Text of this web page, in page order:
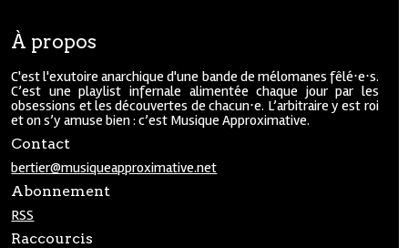
À propos
C'est l'exutoire anarchique d'une bande de mélomanes fêlé⋅e⋅s.
C’est une playlist infernale alimentée chaque jour par les
obsessions et les découvertes de chacun⋅e. L’arbitraire y est roi
et on s’y amuse bien : c’est Musique Approximative.
Contact
bertier@musiqueapproximative.net
Abonnement
RSS
Raccourcis